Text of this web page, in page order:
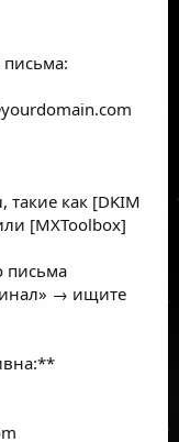
письма:
как [DKIM
[MXToolbox]
письма
→ ищите